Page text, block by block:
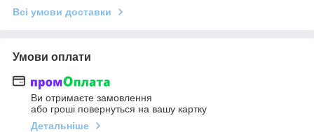
Всі умови доставки
Умови оплати
Ви отримаєте замовлення
або гроші повернуться на вашу картку
Детальніше